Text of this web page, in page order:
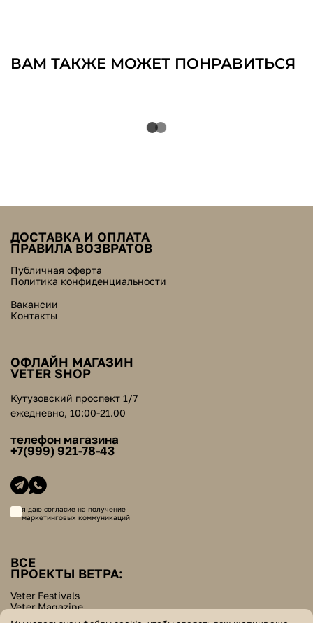
ВАМ ТАКЖЕ МОЖЕТ ПОНРАВИТЬСЯ
ДОСТАВКА И ОПЛАТА
ПРАВИЛА ВОЗВРАТОВ
Публичная оферта
Политика конфиденциальности
Вакансии
Контакты
ОФЛАЙН МАГАЗИН
VETER SHOP
Кутузовский проспект 1/7
ежедневно, 10:00-21.00
телефон магазина
+7(999) 921-78-43
я даю согласие на получение
маркетинговых коммуникаций
ВСЕ
ПРОЕКТЫ ВЕТРА:
Veter Festivals
Veter Magazine